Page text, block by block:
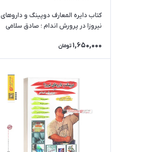
کتاب دایره المعارف دوپینگ و داروهای
نیروزا در پرورش اندام ؛ صادق سلامی
1,650,000 تومان